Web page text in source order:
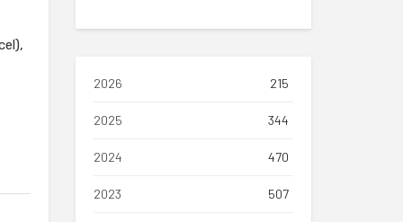
2026 215
2025 344
2024 470
2023 507